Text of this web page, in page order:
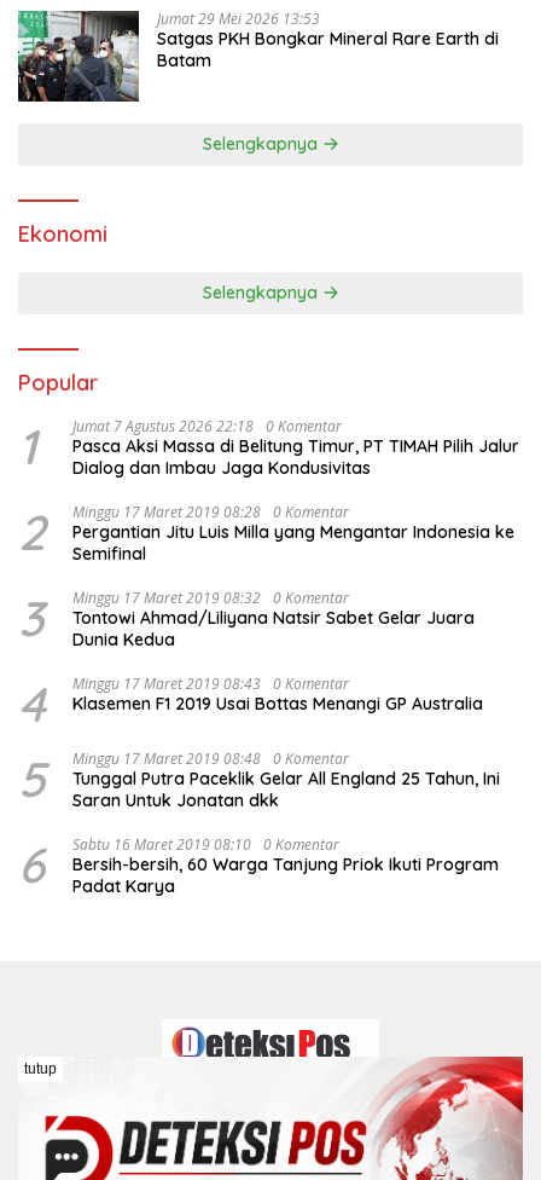
Jumat 29 Mei 2026 13:53
Satgas PKH Bongkar Mineral Rare Earth di
Selengkapnya
Ekonomi
Selengkapnya
Popular
1 Jumat 7 Agustus 2026 22:18 0 Komentar
Pasca Aksi Massa di Belitung Timur, PT TIMAH Pilih Jalur
Dialog dan Imbau Jaga Kondusivitas
2 Minggu 17 Maret 2019 08:28 0 Komentar
Pergantian Jitu Luis Milla yang Mengantar Indonesia ke
Semifinal
3 Minggu 17 Maret 2019 08:32 0 Komentar
Tontowi Ahmad/Liliyana Natsir Sabet Gelar Juara
Dunia Kedua
4 Minggu 17 Maret 2019 08:43 0 Komentar
Klasemen F1 2019 Usai Bottas Menangi GP Australia
5 Minggu 17 Maret 2019 08:48 0 Komentar
Tunggal Putra Paceklik Gelar All England 25 Tahun, Ini
Saran Untuk Jonatan dkk
6 Sabtu 16 Maret 2019 08:10 0 Komentar
Bersih-bersih, 60 Warga Tanjung Priok Ikuti Program
Padat Karya
Redaksi Kontak Pedoman Media Siber
Disclaimer
tutup